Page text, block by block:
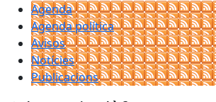
Agenda
Agenda política
Avisos
Notícies
Publicacions